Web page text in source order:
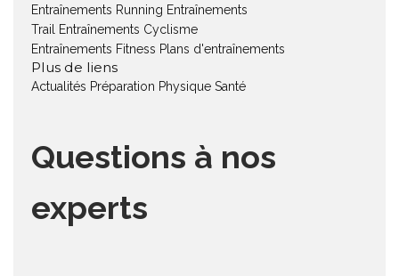
Entraînements Running Entraînements
Trail
Entraînements Cyclisme
Entraînements Fitness Plans d'entraînements
Plus de liens
Actualités Préparation Physique Santé
Questions à nos
experts